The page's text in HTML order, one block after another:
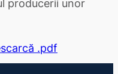
producerii unor
.pdf